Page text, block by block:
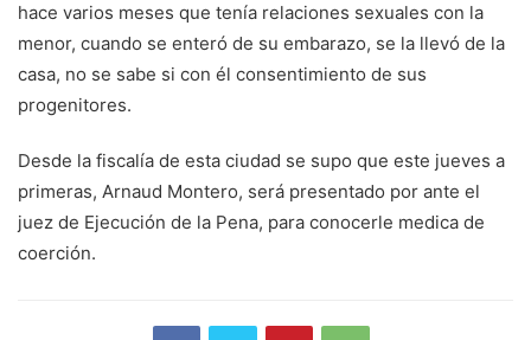
hace varios meses que tenía relaciones sexuales con la
menor, cuando se enteró de su embarazo, se la llevó de la
casa, no se sabe si con él consentimiento de sus
progenitores.
Desde la fiscalía de esta ciudad se supo que este jueves a
primeras, Arnaud Montero, será presentado por ante el
juez de Ejecución de la Pena, para conocerle medica de
coerción.